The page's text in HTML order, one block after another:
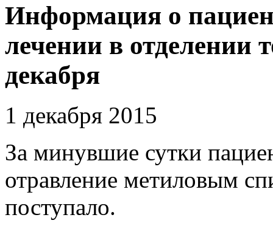
Информация о
лечении в
декабря
1 декабря 2015
За минувшие сутки
отравление метиловым
поступало.